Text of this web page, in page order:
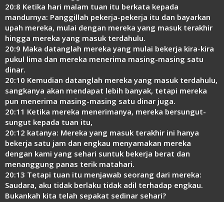
20:8 Ketika hari malam tuan itu berkata kepada
mandurnya: Panggillah pekerja-pekerja itu dan bayarkan
upah mereka, mulai dengan mereka yang masuk terakhir
hingga mereka yang masuk terdahulu.
20:9 Maka datanglah mereka yang mulai bekerja kira-kira
pukul lima dan mereka menerima masing-masing satu
dinar.
20:10 Kemudian datanglah mereka yang masuk terdahulu,
sangkanya akan mendapat lebih banyak, tetapi mereka
pun menerima masing-masing satu dinar juga.
20:11 Ketika mereka menerimanya, mereka bersungut-
sungut kepada tuan itu,
20:12 katanya: Mereka yang masuk terakhir ini hanya
bekerja satu jam dan engkau menyamakan mereka
dengan kami yang sehari suntuk bekerja berat dan
menanggung panas terik matahari.
20:13 Tetapi tuan itu menjawab seorang dari mereka:
Saudara, aku tidak berlaku tidak adil terhadap engkau.
Bukankah kita telah sepakat sedinar sehari?